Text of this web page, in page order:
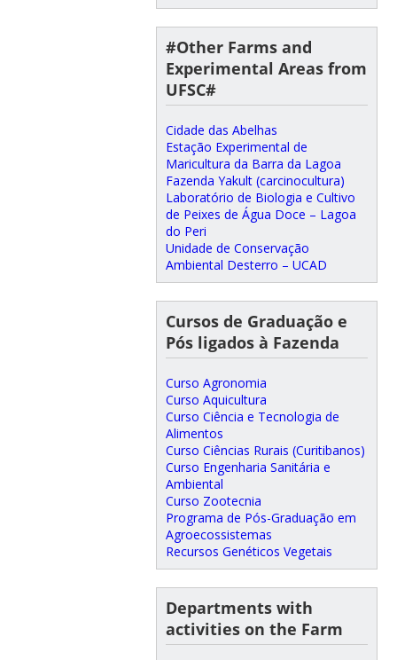
#Other Farms and
Experimental Areas from
UFSC#
Cidade das Abelhas
Estação Experimental de
Maricultura da Barra da Lagoa
Fazenda Yakult (carcinocultura)
Laboratório de Biologia e Cultivo
de Peixes de Água Doce – Lagoa
do Peri
Unidade de Conservação
Ambiental Desterro – UCAD
Cursos de Graduação e
Pós ligados à Fazenda
Curso Agronomia
Curso Aquicultura
Curso Ciência e Tecnologia de
Alimentos
Curso Ciências Rurais (Curitibanos)
Curso Engenharia Sanitária e
Ambiental
Curso Zootecnia
Programa de Pós-Graduação em
Agroecossistemas
Recursos Genéticos Vegetais
Departments with
activities on the Farm